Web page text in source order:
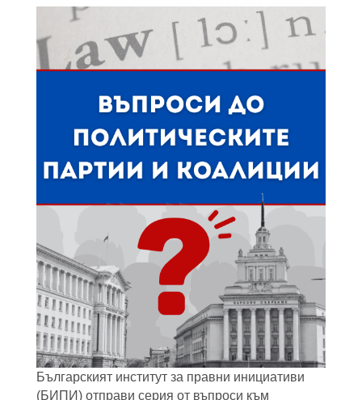
Българският институт за правни инициативи
(БИПИ) отправи серия от въпроси към